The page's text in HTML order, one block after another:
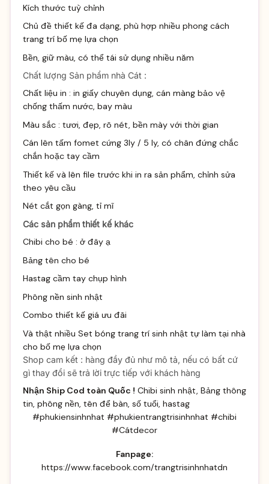
Kích thước tuỳ chỉnh
Chủ đề thiết kế đa dạng, phù hợp nhiều phong cách
trang trí bố mẹ lựa chọn
Bền, giữ màu, có thể tái sử dụng nhiều năm
Chất lượng Sản phẩm nhà Cát :
Chất liệu in : in giấy chuyên dụng, cán màng bảo vệ
chống thấm nước, bay màu
Màu sắc : tươi, đẹp, rõ nét, bền mày với thời gian
Cán lên tấm fomet cứng 3ly / 5 ly, có chân đứng chắc
chắn hoặc tay cầm
Thiết kế và lên file trước khi in ra sản phẩm, chỉnh sửa
theo yêu cầu
Nét cắt gọn gàng, tỉ mĩ
Các sản phẩm thiết kế khác
Chibi cho bé : ở đây ạ
Bảng tên cho bé
Hastag cầm tay chụp hình
Phông nền sinh nhật
Combo thiết kế giá ưu đãi
Và thật nhiều Set bóng trang trí sinh nhật tự làm tại nhà
cho bố mẹ lựa chọn
Shop cam kết : hàng đầy đủ như mô tả, nếu có bất cứ
gì thay đổi sẽ trả lời trực tiếp với khách hàng
Nhận Ship Cod toàn Quốc ! Chibi sinh nhật, Bảng thông
tin, phông nền, tên để bàn, số tuổi, hastag
#phukiensinhnhat #phukientrangtrisinhnhat #chibi
#Cátdecor
Fanpage:
https://www.facebook.com/trangtrisinhnhatdn